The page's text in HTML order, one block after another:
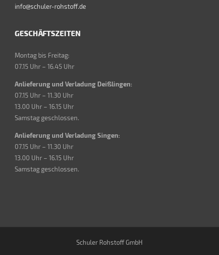
info@schuler-rohstoff.de
GESCHÄFTSZEITEN
Montag bis Freitag:
07.15 Uhr – 16.45 Uhr
Anlieferung und Verladung Deißlingen:
07.15 Uhr – 11.30 Uhr
13.00 Uhr – 16.15 Uhr
Samstag geschlossen.
Anlieferung und Verladung Singen:
07.15 Uhr – 11.30 Uhr
13.00 Uhr – 16.15 Uhr
Samstag geschlossen.
Schuler Rohstoff GmbH